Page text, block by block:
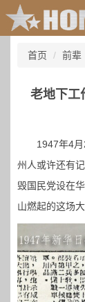
首页 前辈
老地下工
1947年4月
州人或许还有
毁国民党设在
山燃起的这场